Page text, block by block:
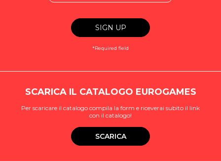
*Required field
SCARICA IL CATALOGO EUROGAMES
Per scaricare il catalogo compila la form e riceverai subito il link
con il catalogo!
SCARICA